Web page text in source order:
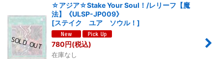
☆アジア☆Stake Your Soul！/レリーフ【魔
法】《ULSP-JP009》
[ステイク ユア ソウル！ ]
780円(税込)
在庫なし